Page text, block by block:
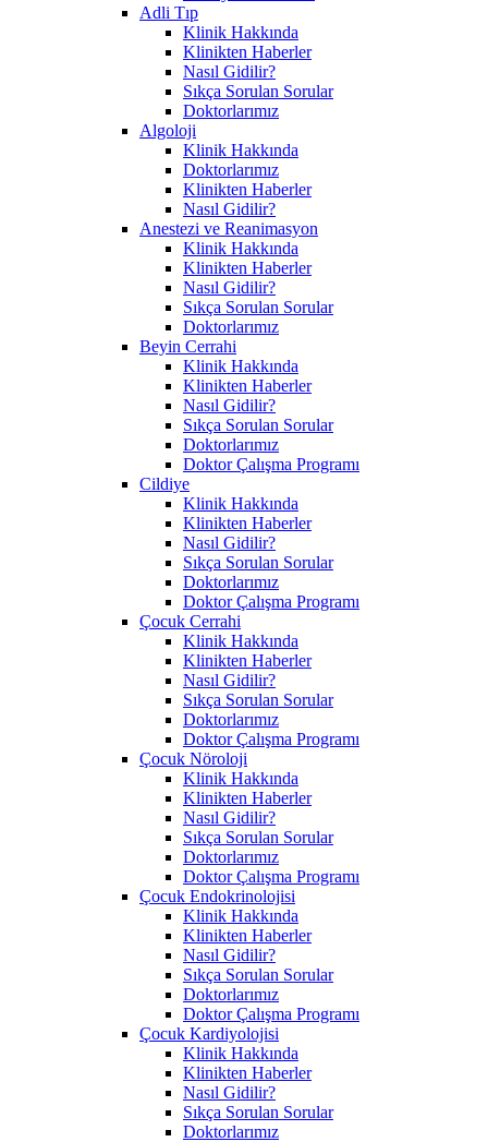
Adli Tıp
Klinik Hakkında
Klinikten Haberler
Nasıl Gidilir?
Sıkça Sorulan Sorular
Doktorlarımız
Algoloji
Klinik Hakkında
Doktorlarımız
Klinikten Haberler
Nasıl Gidilir?
Anestezi ve Reanimasyon
Klinik Hakkında
Klinikten Haberler
Nasıl Gidilir?
Sıkça Sorulan Sorular
Doktorlarımız
Beyin Cerrahi
Klinik Hakkında
Klinikten Haberler
Nasıl Gidilir?
Sıkça Sorulan Sorular
Doktorlarımız
Doktor Çalışma Programı
Cildiye
Klinik Hakkında
Klinikten Haberler
Nasıl Gidilir?
Sıkça Sorulan Sorular
Doktorlarımız
Doktor Çalışma Programı
Çocuk Cerrahi
Klinik Hakkında
Klinikten Haberler
Nasıl Gidilir?
Sıkça Sorulan Sorular
Doktorlarımız
Doktor Çalışma Programı
Çocuk Nöroloji
Klinik Hakkında
Klinikten Haberler
Nasıl Gidilir?
Sıkça Sorulan Sorular
Doktorlarımız
Doktor Çalışma Programı
Çocuk Endokrinolojisi
Klinik Hakkında
Klinikten Haberler
Nasıl Gidilir?
Sıkça Sorulan Sorular
Doktorlarımız
Doktor Çalışma Programı
Çocuk Kardiyolojisi
Klinik Hakkında
Klinikten Haberler
Nasıl Gidilir?
Sıkça Sorulan Sorular
Doktorlarımız